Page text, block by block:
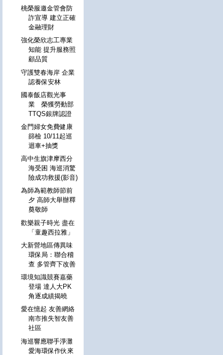
桃榮服邀金管會防
詐宣導 建立正確
金融理財
強化榮欣志工專業
知能 提升服務照
顧品質
守護雙春海岸 企業
認養保安林
國泰飯店觀光事
業 榮獲勞動部
TTQS銀牌認證
金門婦女免費健康
篩檢 10/11起巡
迴車+抽獎
高中生旗津摩西分
海受困 海巡消驚
險成功救援(影音)
為師為範教師節前
夕 高師大舉辦釋
奠敬師
歡樂親子時光 盡在
「童趣西拉雅」
大新營地區傳異味
環保局：聯合稽
查 多管齊下改善
環境知識競賽嘉藥
登場 達人大PK
角逐成績揭曉
愛在憶起 友善網絡
南市推失智友善
社區
海巡響應聯手淨灘
愛海環保作伙來